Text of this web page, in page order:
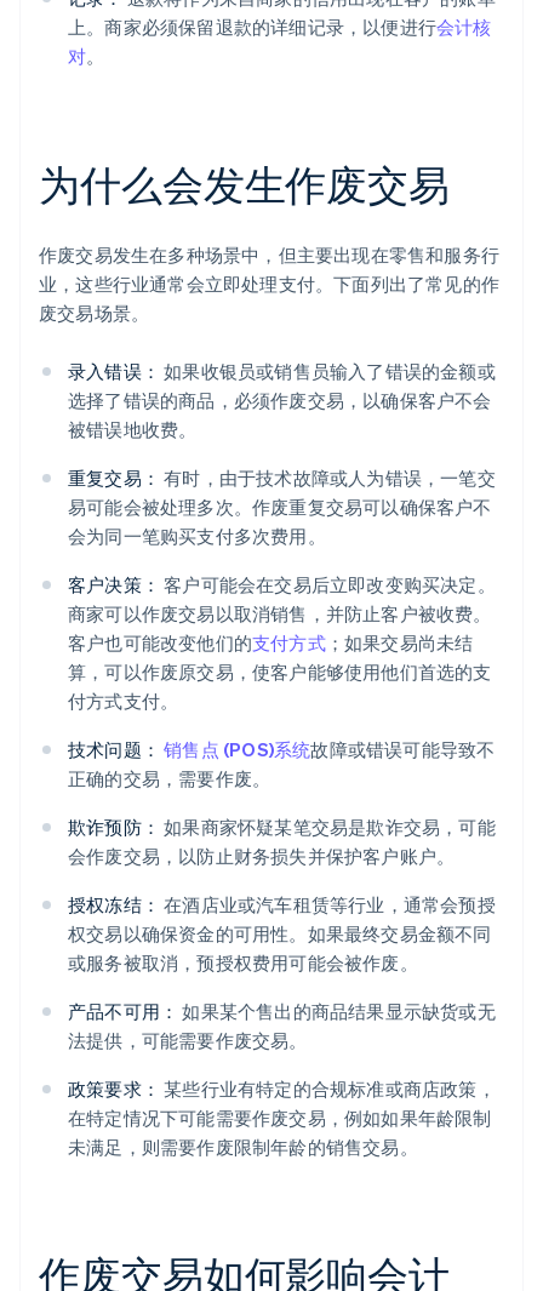
上。商家必须保留退款的详细记录，以便进行会计核
对。
为什么会发生作废交易
作废交易发生在多种场景中，但主要出现在零售和服务行
业，这些行业通常会立即处理支付。下面列出了常见的作
废交易场景。
录入错误： 如果收银员或销售员输入了错误的金额或
选择了错误的商品，必须作废交易，以确保客户不会
被错误地收费。
重复交易： 有时，由于技术故障或人为错误，一笔交
易可能会被处理多次。作废重复交易可以确保客户不
会为同一笔购买支付多次费用。
客户决策： 客户可能会在交易后立即改变购买决定。
商家可以作废交易以取消销售，并防止客户被收费。
客户也可能改变他们的支付方式；如果交易尚未结
算，可以作废原交易，使客户能够使用他们首选的支
付方式支付。
技术问题： 销售点 (POS)系统故障或错误可能导致不
正确的交易，需要作废。
欺诈预防： 如果商家怀疑某笔交易是欺诈交易，可能
会作废交易，以防止财务损失并保护客户账户。
授权冻结： 在酒店业或汽车租赁等行业，通常会预授
权交易以确保资金的可用性。如果最终交易金额不同
或服务被取消，预授权费用可能会被作废。
产品不可用： 如果某个售出的商品结果显示缺货或无
法提供，可能需要作废交易。
政策要求： 某些行业有特定的合规标准或商店政策，
在特定情况下可能需要作废交易，例如如果年龄限制
未满足，则需要作废限制年龄的销售交易。
作废交易如何影响会计